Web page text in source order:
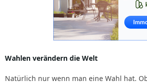
Wahlen verändern die Welt
Natürlich nur wenn man eine Wahl hat.